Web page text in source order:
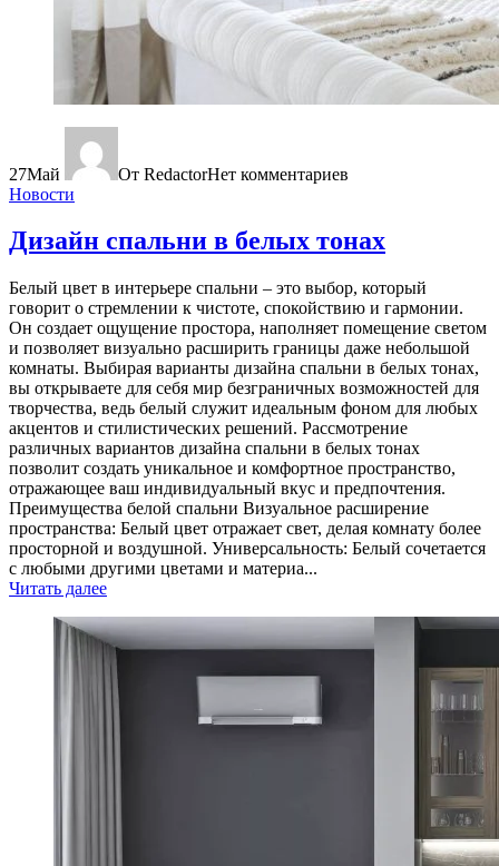
27Май От RedactorНет комментариев
Новости
Дизайн спальни в белых тонах
Белый цвет в интерьере спальни – это выбор, который
говорит о стремлении к чистоте, спокойствию и гармонии.
Он создает ощущение простора, наполняет помещение светом
и позволяет визуально расширить границы даже небольшой
комнаты. Выбирая варианты дизайна спальни в белых тонах,
вы открываете для себя мир безграничных возможностей для
творчества, ведь белый служит идеальным фоном для любых
акцентов и стилистических решений. Рассмотрение
различных вариантов дизайна спальни в белых тонах
позволит создать уникальное и комфортное пространство,
отражающее ваш индивидуальный вкус и предпочтения.
Преимущества белой спальни Визуальное расширение
пространства: Белый цвет отражает свет, делая комнату более
просторной и воздушной. Универсальность: Белый сочетается
с любыми другими цветами и материа...
Читать далее